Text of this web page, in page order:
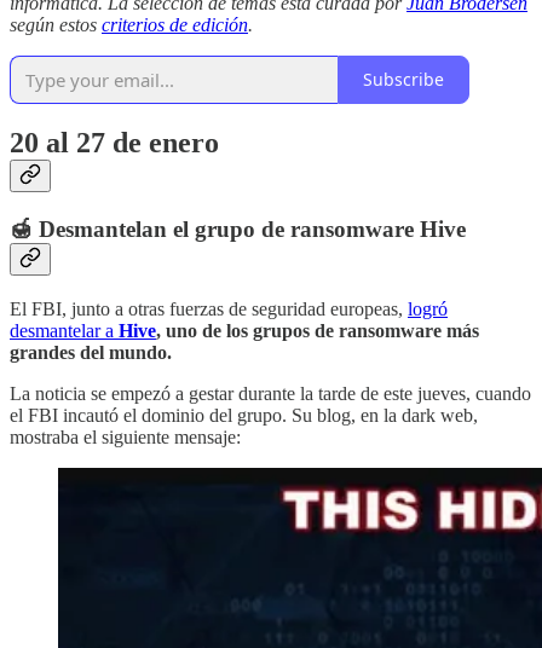
según estos criterios de edición.
Subscribe
20 al 27 de enero
🍯 Desmantelan el grupo de ransomware Hive
El FBI, junto a otras fuerzas de seguridad europeas, logró
desmantelar a Hive, uno de los grupos de ransomware más
grandes del mundo.
La noticia se empezó a gestar durante la tarde de este jueves, cuando
el FBI incautó el dominio del grupo. Su blog, en la dark web,
mostraba el siguiente mensaje: